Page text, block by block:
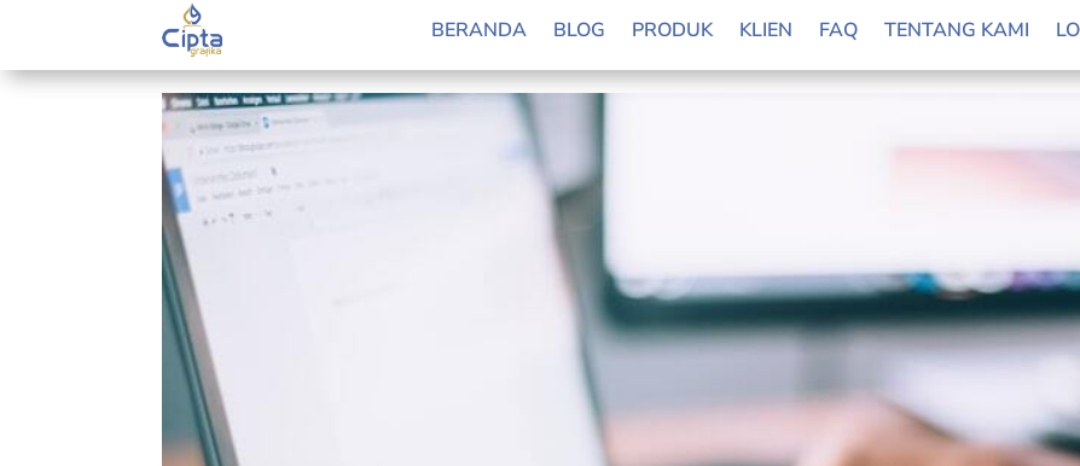
BERANDA BLOG PRODUK KLIEN FAQ TENTANG KAMI
Ingin Mencetak dari Rumah? Gunakan Jasa Percetakan Online Saja!
byRetno Guslanda